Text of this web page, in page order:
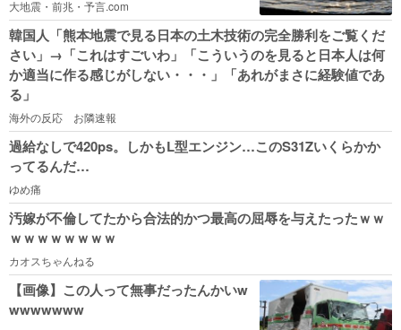
大地震・前兆・予言.com
韓国人「熊本地震で見る日本の土木技術の完全勝利をご覧くだ
さい」→「これはすごいわ」「こういうのを見ると日本人は何
か適当に作る感じがしない・・・」「あれがまさに経験値であ
る」
海外の反応 お隣速報
過給なしで420ps。しかもL型エンジン…このS31Zいくらかか
ってるんだ…
ゆめ痛
汚嫁が不倫してたから合法的かつ最高の屈辱を与えたったｗｗ
ｗｗｗｗｗｗｗｗ
カオスちゃんねる
【画像】この人って無事だったんかいw
wwwwwww